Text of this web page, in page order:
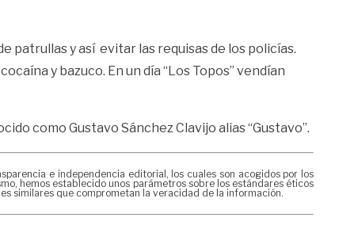
patrullas y así evitar las requisas de los policías.
y bazuco. En un día “Los Topos” vendían
como Gustavo Sánchez Clavijo alias “Gustavo”.
e independencia editorial, los cuales son acogidos por los
hemos establecido unos parámetros sobre los estándares éticos
similares que comprometan la veracidad de la información.